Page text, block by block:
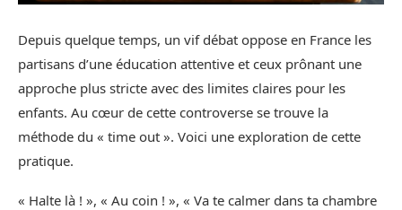
Depuis quelque temps, un vif débat oppose en France les
partisans d’une éducation attentive et ceux prônant une
approche plus stricte avec des limites claires pour les
enfants. Au cœur de cette controverse se trouve la
méthode du « time out ». Voici une exploration de cette
pratique.
« Halte là ! », « Au coin ! », « Va te calmer dans ta chambre